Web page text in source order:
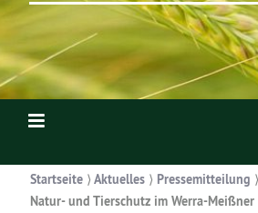
Startseite ⟩ Aktuelles ⟩ Pressemitteilung ⟩
Natur- und Tierschutz im Werra-